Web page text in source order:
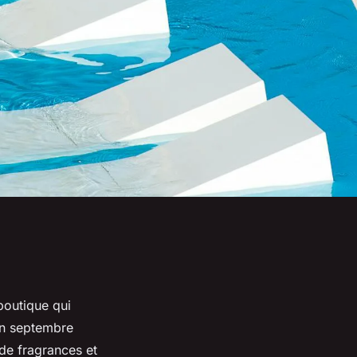
qui
septembre
fragrances et